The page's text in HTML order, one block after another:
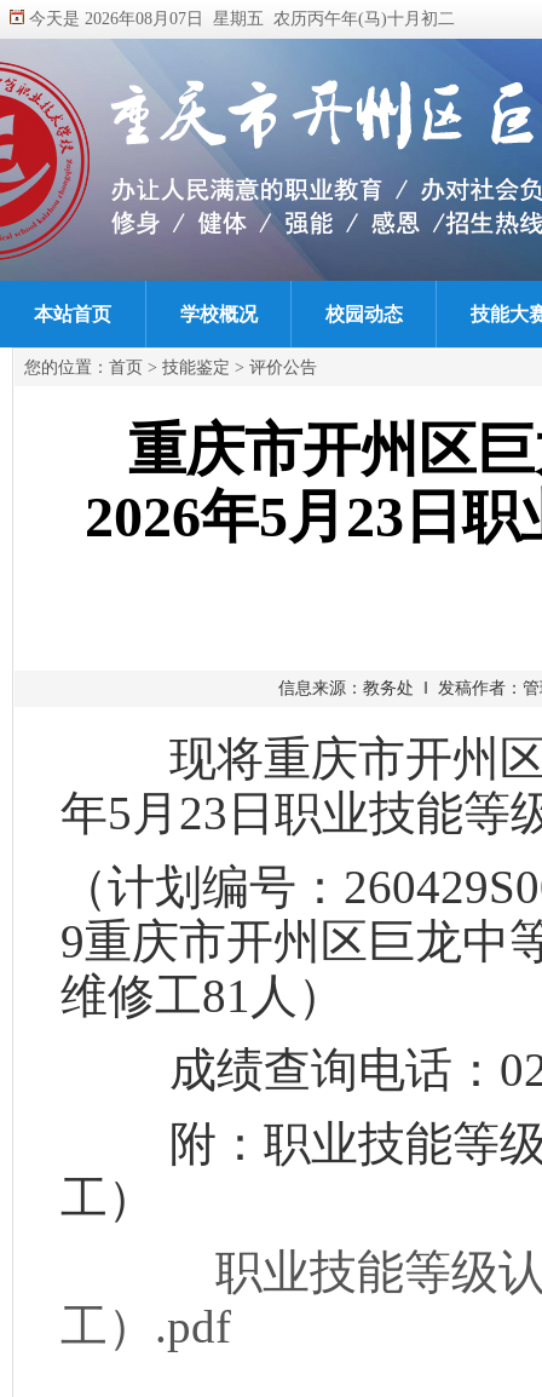
今天是 2026年08月07日 星期五 农历丙午年(马)十月初二
本站首页 学校概况 校园动态 技能大
您的位置： 首页 > 技能鉴定 > 评价公告
重庆市开州区
2026年5月23日
信息来源：教务处 ‖ 发稿作者：
现将重庆市开州区
年5 月 23 日职业技能等
（计划编号：
9重庆市开州区巨龙中
维修工81人）
成绩查询电话：
附：职业技能等级
工）
职业技能等级
工）.pdf